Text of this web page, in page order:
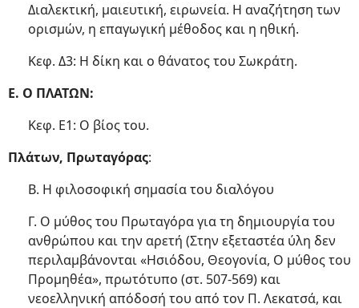
Διαλεκτική, μαιευτική, ειρωνεία. Η αναζήτηση των
ορισμών, η επαγωγική μέθοδος και η ηθική.
Κεφ. Δ3: Η δίκη και ο θάνατος του Σωκράτη.
Ε. Ο ΠΛΑΤΩΝ:
Κεφ. E1: Ο βίος του.
Πλάτων, Πρωταγόρας:
Β. Η φιλοσοφική σημασία του διαλόγου
Γ. Ο μύθος του Πρωταγόρα για τη δημιουργία του
ανθρώπου και την αρετή (Στην εξεταστέα ύλη δεν
περιλαμβάνονται «Ησιόδου, Θεογονία, Ο μύθος του
Προμηθέα», πρωτότυπο (στ. 507-569) και
νεοελληνική απόδοσή του από τον Π. Λεκατσά, και